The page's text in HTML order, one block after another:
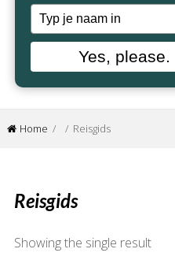
Home / / Reisgids
Reisgids
Showing the single result
Typ
je
naam
Yes, please.